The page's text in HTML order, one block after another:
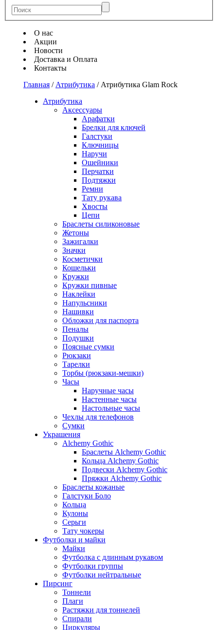
О нас
Акции
Новости
Доставка и Оплата
Контакты
Главная / Атрибутика / Атрибутика Glam Rock
Атрибутика
Аксессуары
Арафатки
Брелки для ключей
Галстуки
Ключницы
Наручи
Ошейники
Перчатки
Подтяжки
Ремни
Тату рукава
Хвосты
Цепи
Браслеты силиконовые
Жетоны
Зажигалки
Значки
Косметички
Кошельки
Кружки
Кружки пивные
Наклейки
Напульсники
Нашивки
Обложки для паспорта
Пеналы
Подушки
Поясные сумки
Рюкзаки
Тарелки
Торбы (рюкзаки-мешки)
Часы
Наручные часы
Настенные часы
Настольные часы
Чехлы для телефонов
Сумки
Украшения
Alchemy Gothic
Браслеты Alchemy Gothic
Кольца Alchemy Gothic
Подвески Alchemy Gothic
Пряжки Alchemy Gothic
Браслеты кожаные
Галстуки Боло
Кольца
Кулоны
Серьги
Тату чокеры
Футболки и майки
Майки
Футболка с длинным рукавом
Футболки группы
Футболки нейтральные
Пирсинг
Тоннели
Плаги
Растяжки для тоннелей
Спирали
Циркуляры